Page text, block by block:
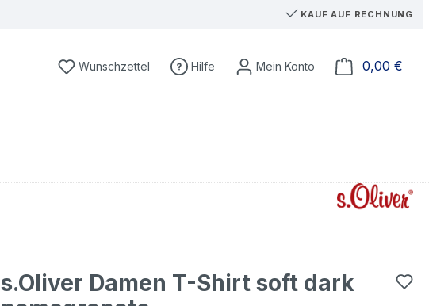
KAUF AUF RECHNUNG
Du hast 0 Produkte auf dem Merkzettel
Wunschzettel Hilfe 0,00 €
s.Oliver Damen T-Shirt soft dark